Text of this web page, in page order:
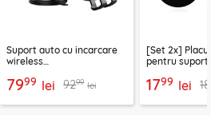
Suport auto cu incarcare
wireless
Techsuit, CAPD032
7999 lei 9299 lei
[Set 2x]
pentru
negru
1799 lei 18